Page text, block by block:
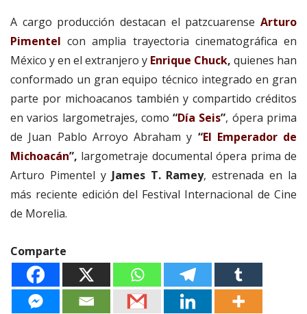
A cargo producción destacan el patzcuarense Arturo
Pimentel con amplia trayectoria cinematográfica en
México y en el extranjero y Enrique Chuck, quienes han
conformado un gran equipo técnico integrado en gran
parte por michoacanos también y compartido créditos
en varios largometrajes, como “Día Seis”, ópera prima
de Juan Pablo Arroyo Abraham y “El Emperador de
Michoacán”, largometraje documental ópera prima de
Arturo Pimentel y James T. Ramey, estrenada en la
más reciente edición del Festival Internacional de Cine
de Morelia.
Comparte